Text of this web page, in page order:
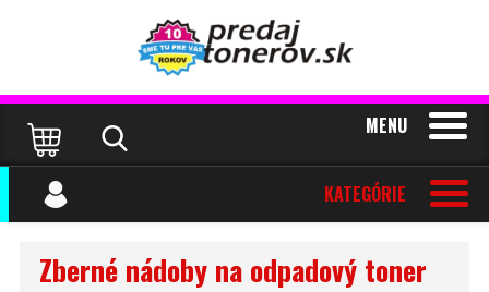
MENU
KATEGÓRIE
Zberné nádoby na odpadový toner